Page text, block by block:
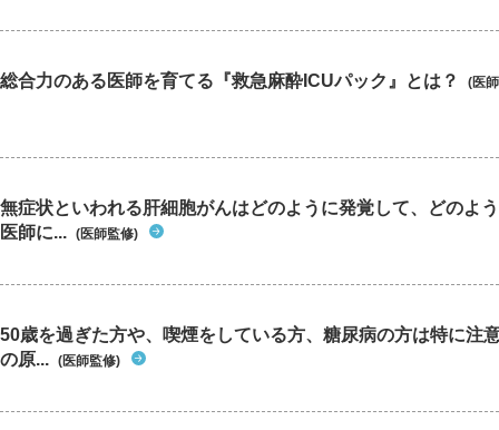
総合力のある医師を育てる『救急麻酔ICUパック』とは？ (医
無症状といわれる肝細胞がんはどのように発覚して、どのよ
医師に... (医師監修)
50歳を過ぎた方や、喫煙をしている方、糖尿病の方は特に注
の原... (医師監修)